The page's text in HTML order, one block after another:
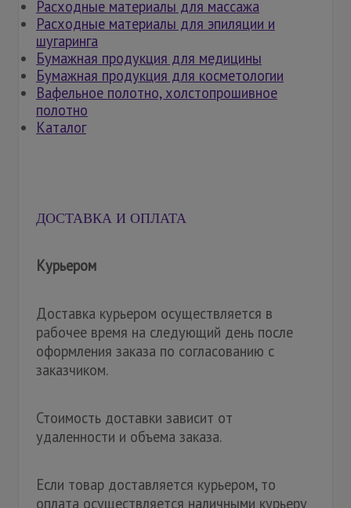
Расходные материалы для массажа
Расходные материалы для эпиляции и
шугаринга
Бумажная продукция для медицины
Бумажная продукция для косметологии
Вафельное полотно, холстопрошивное
полотно
Каталог
ДОСТАВКА И ОПЛАТА
Курьером
Доставка курьером осуществляется в
рабочее время на следующий день после
оформления заказа по согласованию с
заказчиком.
Стоимость доставки зависит от
удаленности и объема заказа.
Если товар доставляется курьером, то
оплата осуществляется наличными курьеру